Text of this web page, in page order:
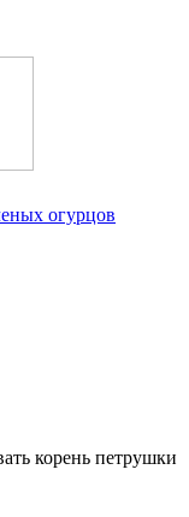
огурцов
корень петрушки